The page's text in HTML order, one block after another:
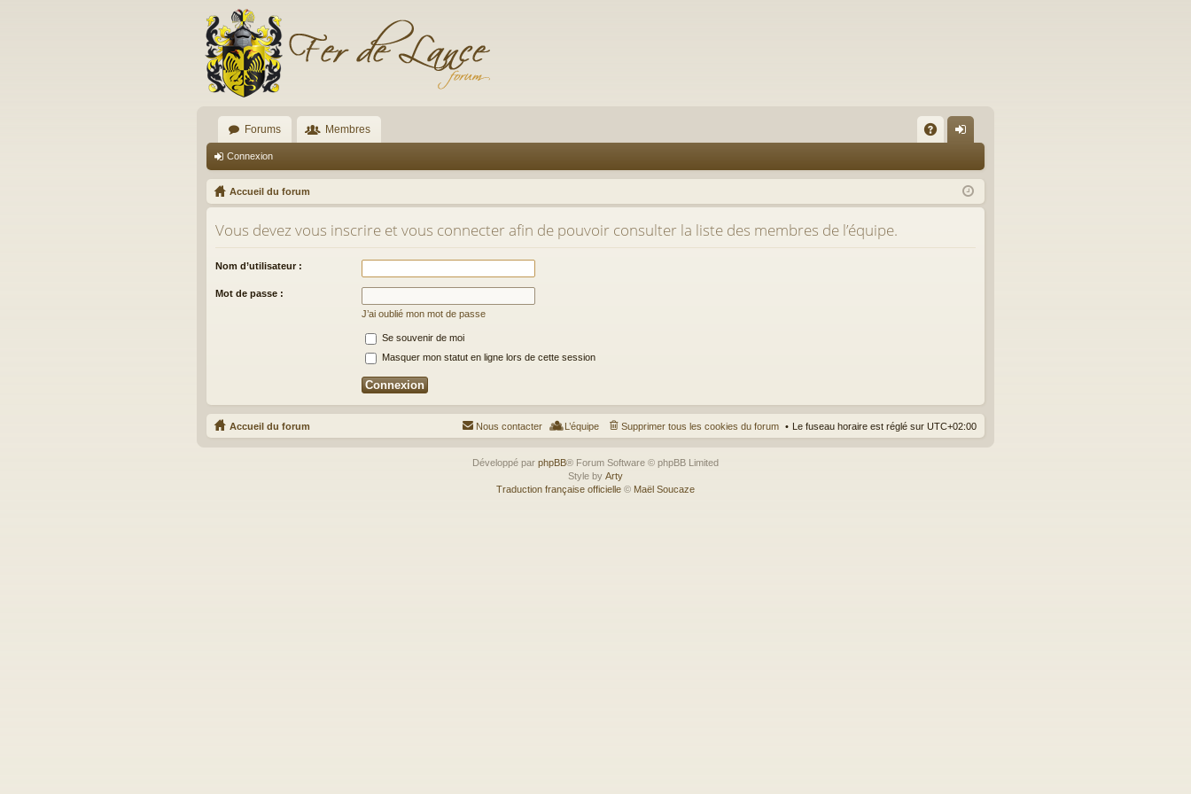
Forums Membres
Q ne
xi
Connexion
Accueil du forum
Vous devez vous inscrire et vous connecter afin de pouvoir consulter la liste des membres de l’équipe.
Nom d’utilisateur :
Mot de passe :
J’ai oublié mon mot de passe
Se souvenir de moi
Masquer mon statut en ligne lors de cette session
Accueil du forum Le fuseau horaire est réglé sur UTC+02:00
Supprimer tous les cookies du forum
L’équipe
Nous contacter
Développé par phpBB® Forum Software © phpBB Limited
Style by Arty
Traduction française officielle © Maël Soucaze